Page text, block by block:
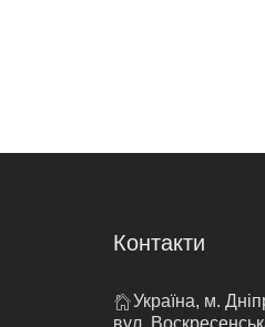
Контакти
Україна, м.